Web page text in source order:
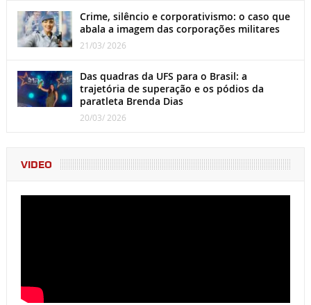
Crime, silêncio e corporativismo: o caso que
abala a imagem das corporações militares
21/03/ 2026
Das quadras da UFS para o Brasil: a
trajetória de superação e os pódios da
paratleta Brenda Dias
20/03/ 2026
VIDEO